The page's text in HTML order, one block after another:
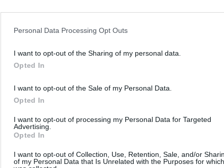
Personal Data Processing Opt Outs
I want to opt-out of the Sharing of my personal data.
Opted In
I want to opt-out of the Sale of my Personal Data.
Opted In
I want to opt-out of processing my Personal Data for Targeted
Advertising.
Opted In
I want to opt-out of Collection, Use, Retention, Sale, and/or
of my Personal Data that Is Unrelated with the Purposes for